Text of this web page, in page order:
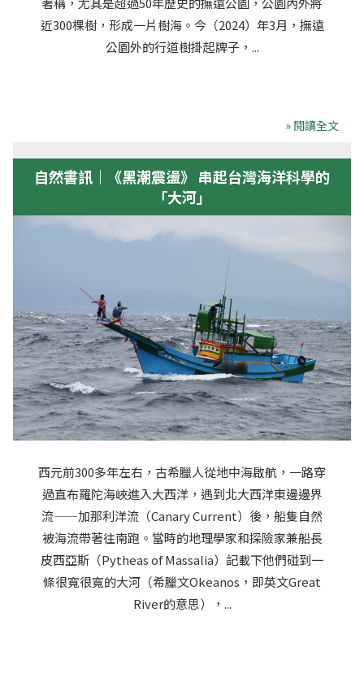
近300棵樹，形成一片樹海。今（2024）年3月，撫遠
公園外的行道樹掛起牌子，...
» 閱讀全文
自然書訊｜《黑潮震盪》 串起台灣海洋科學的
「大河」
西元前300多年左右，古希臘人從地中海啟航，一路穿
過直布羅陀海峽進入大西洋，遇到北大西洋東邊邊界
流——加那利洋流（Canary Current）後，船隻自然
被海流帶著往南跑。當時的地理學家和探險家兼船長
皮西亞斯（Pytheas of Massalia）記載下他們碰到一
條很寬很寬的大河（希臘文Okeanos，即英文Great
River的意思），...